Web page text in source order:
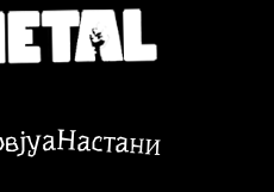
Настани